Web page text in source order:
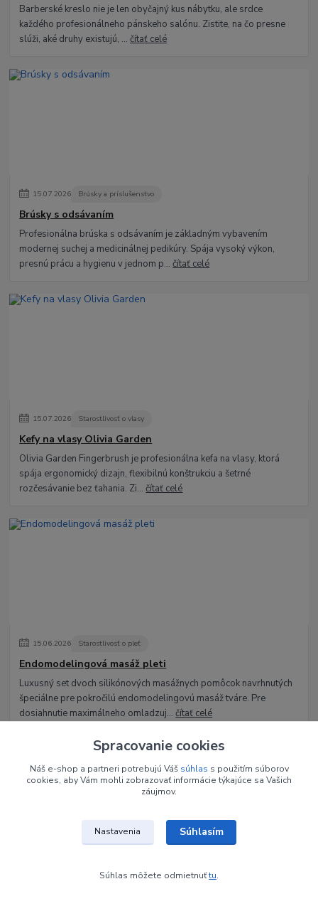
Barberské kreslo nie je len obyčajný kus nábytku, ale srdce
každého profesionálneho pánskeho salónu. Zistite, na čo presne
slúži, aké druhy existujú, ...čítať celé
15.07.2026 Brúsky a príslušenstvo
Brúsky s odsávaním
Profesionálna brúska s odsávaním je základným vybavením
modernej suchej a medicinálnej pedikúry. Spája vysoký výkon,
presnú prácu a hygienu v jednom p...čítať celé
15.07.2026 Starostlivosť o vlasy
Kefy na vlasy Olivia Garden
Olivia Garden Fingerbrush je profesionálna kefa na vlasy, ktorá
spája ergonomický dizajn, flexibilnú konštrukciu a šetrné
rozčesávanie bez ťahania. Zi...čítať celé
15.06.2026 Starostlivosť o pleť
Endomodelingová masáž pleti
Luxusný set dvoch silikónových masážnych pomôcok navrhnutých
špeciálne pre pokročilú endomodelingovú masáž tváre. Pre
dosiahnutie maximálneho omladzuj...čítať celé
Zobraziť všetky články
Nepremeškajte novinky, akcie a
Spracovanie cookies
Náš e-shop a partneri potrebujú Váš súhlas s použitím súborov
cookies, aby Vám mohli zobrazovať informácie týkajúce sa Vašich
záujmov.
Nastavenia Súhlasím
Súhlas môžete odmietnuťtu.